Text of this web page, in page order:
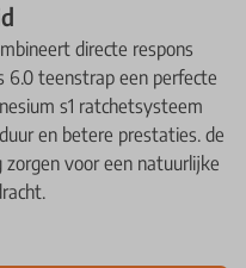
directe respons
teenstrap een perfecte
s1 ratchetsysteem
en betere prestaties. de
voor een natuurlijke